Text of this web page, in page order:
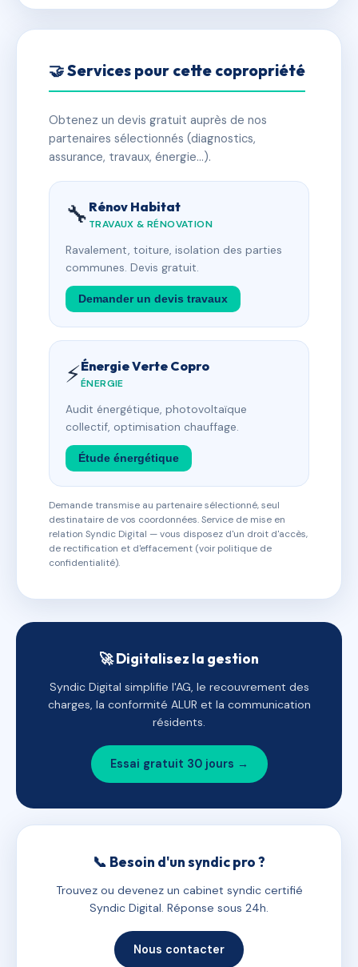
🤝 Services pour cette copropriété
Obtenez un devis gratuit auprès de nos
partenaires sélectionnés (diagnostics,
assurance, travaux, énergie…).
🔧 Rénov Habitat
TRAVAUX & RÉNOVATION
Ravalement, toiture, isolation des parties
communes. Devis gratuit.
Demander un devis travaux
⚡Énergie Verte Copro
ÉNERGIE
Audit énergétique, photovoltaïque
collectif, optimisation chauffage.
Étude énergétique
Demande transmise au partenaire sélectionné, seul
destinataire de vos coordonnées. Service de mise en
relation Syndic Digital — vous disposez d'un droit d'accès,
de rectification et d'effacement (voir politique de
confidentialité).
🚀 Digitalisez la gestion
Syndic Digital simplifie l'AG, le recouvrement des
charges, la conformité ALUR et la communication
résidents.
Essai gratuit 30 jours →
📞 Besoin d'un syndic pro ?
Trouvez ou devenez un cabinet syndic certifié
Syndic Digital. Réponse sous 24h.
Nous contacter